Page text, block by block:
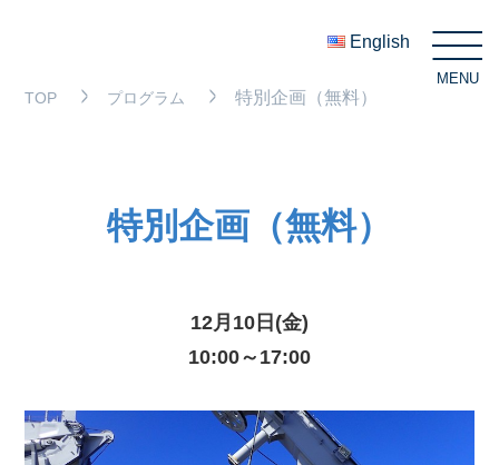
MENU
English
TOP プログラム 特別企画（無料）
特別企画（無料）
12月10日(金)
10:00～17:00